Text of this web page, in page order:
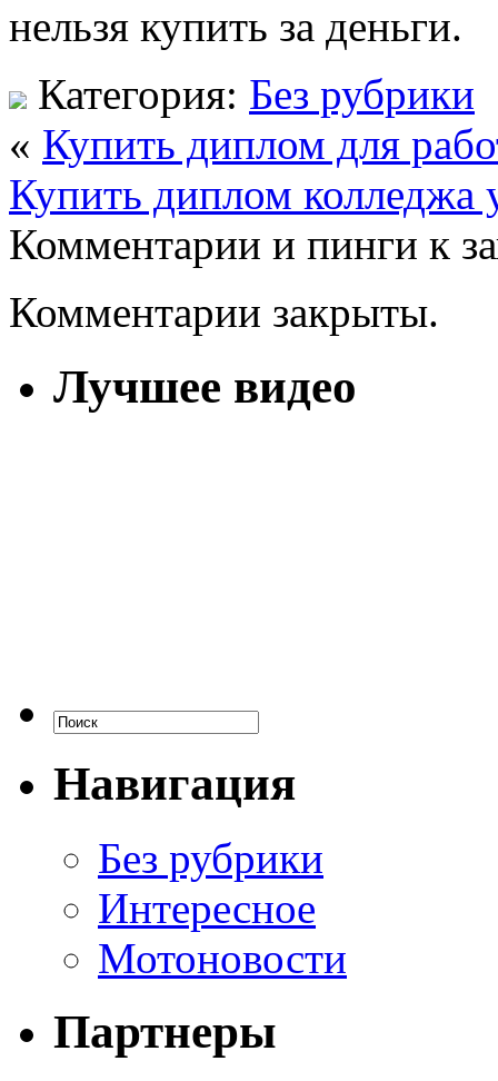
нельзя купить за деньги.
Категория: Без рубрики
« Купить диплом для
Купить диплом колледжа
Комментарии и пинги к
Комментарии закрыты.
Лучшее видео
Навигация
Без рубрики
Интересное
Мотоновости
Партнеры